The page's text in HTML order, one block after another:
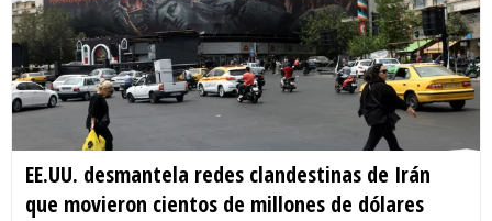
EE.UU. desmantela redes clandestinas de Irán
que movieron cientos de millones de dólares